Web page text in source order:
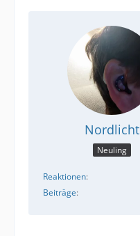
Nordlicht
Neuling
Reaktionen
Beiträge